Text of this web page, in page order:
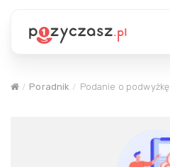
Poradnik Podanie o podwyżkę